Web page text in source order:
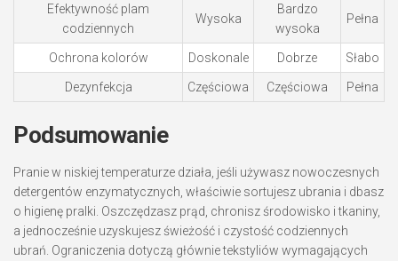
Efektywność plam
codziennych
Wysoka
Bardzo
wysoka
Pełna
Ochrona kolorów Doskonale Dobrze Słabo
Dezynfekcja Częściowa Częściowa Pełna
Podsumowanie
Pranie w niskiej temperaturze działa, jeśli używasz nowoczesnych
detergentów enzymatycznych, właściwie sortujesz ubrania i dbasz
o higienę pralki. Oszczędzasz prąd, chronisz środowisko i tkaniny,
a jednocześnie uzyskujesz świeżość i czystość codziennych
ubrań. Ograniczenia dotyczą głównie tekstyliów wymagających